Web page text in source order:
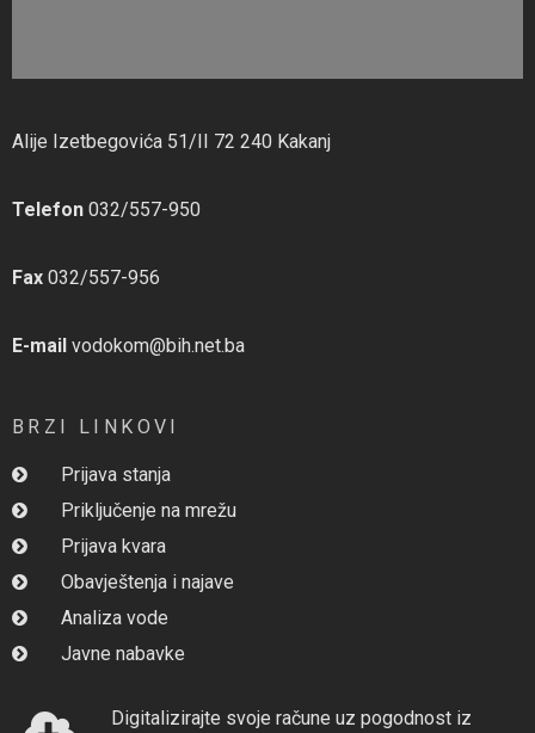
Alije Izetbegovića 51/II 72 240 Kakanj
Telefon 032/557-950
Fax 032/557-956
E-mail vodokom@bih.net.ba
BRZI LINKOVI
Prijava stanja
Priključenje na mrežu
Prijava kvara
Obavještenja i najave
Analiza vode
Javne nabavke
Digitalizirajte svoje račune uz pogodnost iz